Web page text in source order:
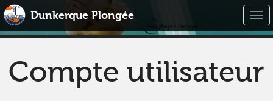
Dunkerque Plongée
Compte utilisateur